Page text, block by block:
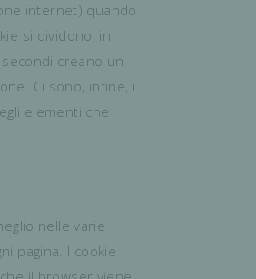
internet) quando
si dividono, in
creano un
Ci sono, infine, i
elementi che
nelle varie
pagina. I cookie